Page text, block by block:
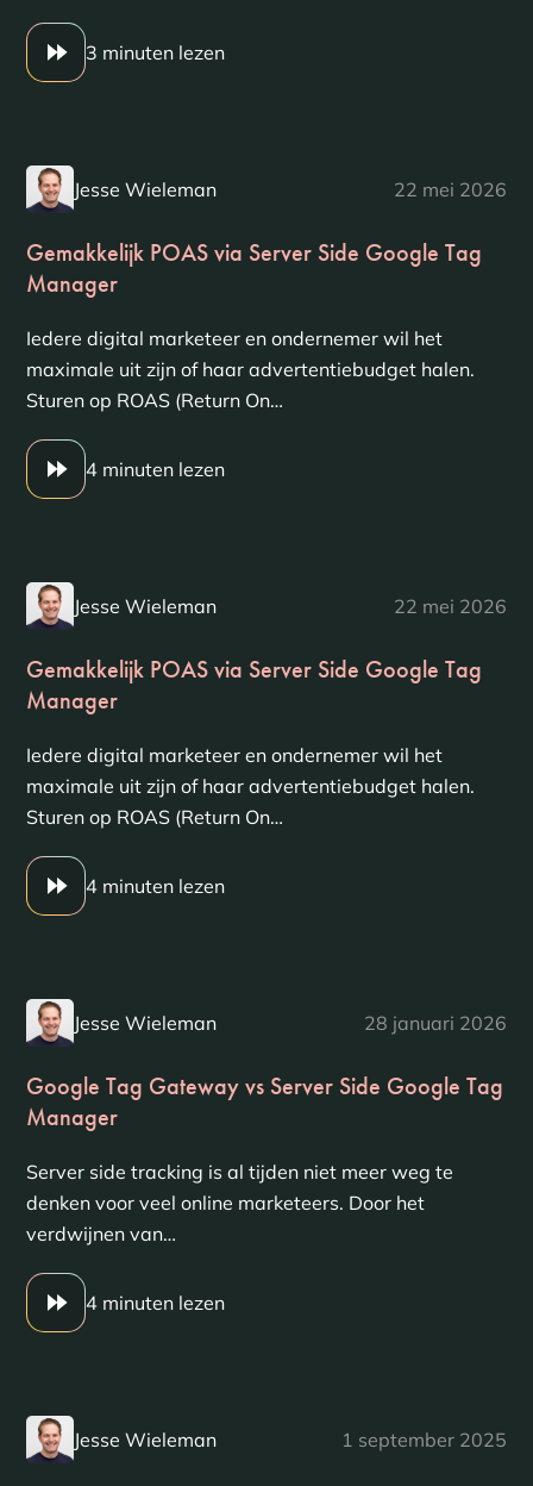
3 minuten lezen
Jesse Wieleman 22 mei 2026
Gemakkelijk POAS via Server Side Google Tag
Manager
Iedere digital marketeer en ondernemer wil het
maximale uit zijn of haar advertentiebudget halen.
Sturen op ROAS (Return On…
4 minuten lezen
Jesse Wieleman 22 mei 2026
Gemakkelijk POAS via Server Side Google Tag
Manager
Iedere digital marketeer en ondernemer wil het
maximale uit zijn of haar advertentiebudget halen.
Sturen op ROAS (Return On…
4 minuten lezen
Jesse Wieleman 28 januari 2026
Google Tag Gateway vs Server Side Google Tag
Manager
Server side tracking is al tijden niet meer weg te
denken voor veel online marketeers. Door het
verdwijnen van…
4 minuten lezen
Jesse Wieleman 1 september 2025